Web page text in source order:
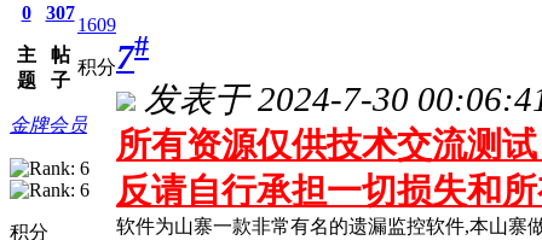
0
主
题
307
帖
子
1609
积分
金牌会员
积分
7#
发表于 2024-7-30
所有资源仅供技术交流测
反请自行承担一切损失和
软件为山寨一款非常有名的遗漏监控软件,本山寨